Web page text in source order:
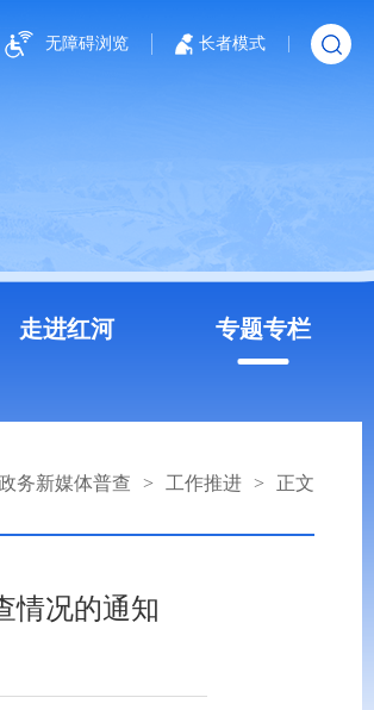
无障碍浏览 长者模式
走进红河 专题专栏
务新媒体普查 > 工作推进 > 正文
情况的通知